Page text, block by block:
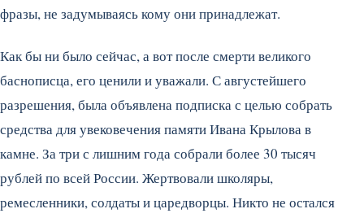
фразы, не задумываясь кому они принадлежат.
Как бы ни было сейчас, а вот после смерти великого
баснописца, его ценили и уважали. С августейшего
разрешения, была объявлена подписка с целью собрать
средства для увековечения памяти Ивана Крылова в
камне. За три с лишним года собрали более 30 тысяч
рублей по всей России. Жертвовали школяры,
ремесленники, солдаты и царедворцы. Никто не остался